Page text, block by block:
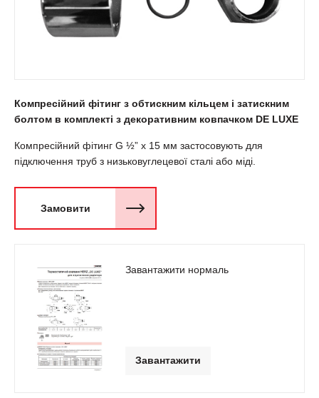
Компресійний фітинг з обтискним кільцем i затискним
болтом в комплекті з декоративним ковпачком DE LUXE
Компресійний фітинг G ½” х 15 мм застосовують для
підключення труб з низьковуглецевої сталi або міді.
Замовити
Завантажити нормаль
Завантажити